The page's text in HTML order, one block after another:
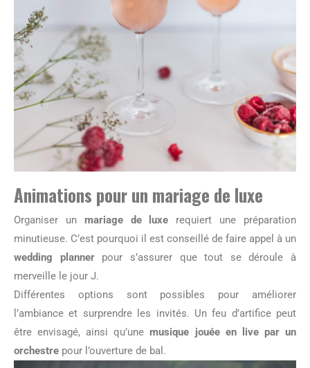
Animations pour un mariage de luxe
Organiser un mariage de luxe requiert une préparation
minutieuse. C’est pourquoi il est conseillé de faire appel à un
wedding plannerpour s’assurer que tout se déroule à
merveille le jour J.
Différentes options sont possibles pour améliorer
l’ambiance et surprendre les invités. Un feu d’artifice peut
être envisagé, ainsi qu’unemusique jouée en live par un
orchestre pour l’ouverture de bal.